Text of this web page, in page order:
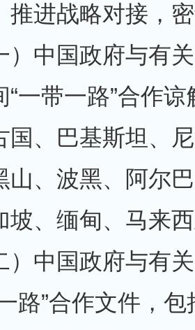
进战略对接，密
中国政府与有关
“一带一路”合作
国、巴基斯坦、
山、波黑、阿尔
坡、缅甸、马来
中国政府与有关
路”合作文件，